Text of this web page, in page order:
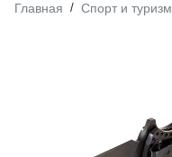
Главная / Спорт и туризм